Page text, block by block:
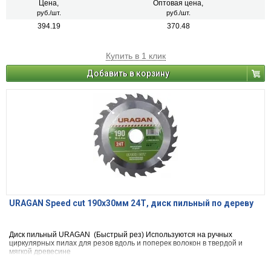
Цена,
руб./шт.
Оптовая цена,
руб./шт.
394.19 370.48
Купить в 1 клик
Добавить в корзину
URAGAN Speed cut 190х30мм 24Т, диск пильный по дереву
Диск пильный URAGAN (Быстрый рез) Используются на ручных
циркулярных пилах для резов вдоль и поперек волокон в твердой и
мягкой древесине